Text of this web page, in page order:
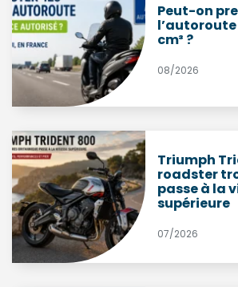
Peut-on
l’autoroute
cm³ ?
08/2026
Triumph
roadster
passe à la
supérieure
07/2026